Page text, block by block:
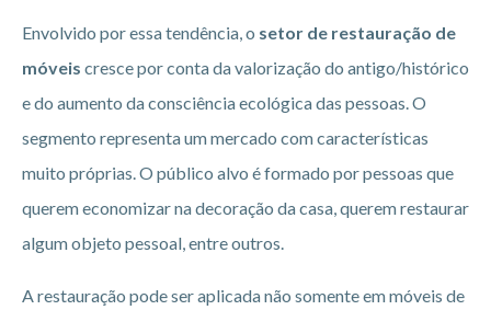
Envolvido por essa tendência, o setor de restauração de
móveis cresce por conta da valorização do antigo/histórico
e do aumento da consciência ecológica das pessoas. O
segmento representa um mercado com características
muito próprias. O público alvo é formado por pessoas que
querem economizar na decoração da casa, querem restaurar
algum objeto pessoal, entre outros.
A restauração pode ser aplicada não somente em móveis de